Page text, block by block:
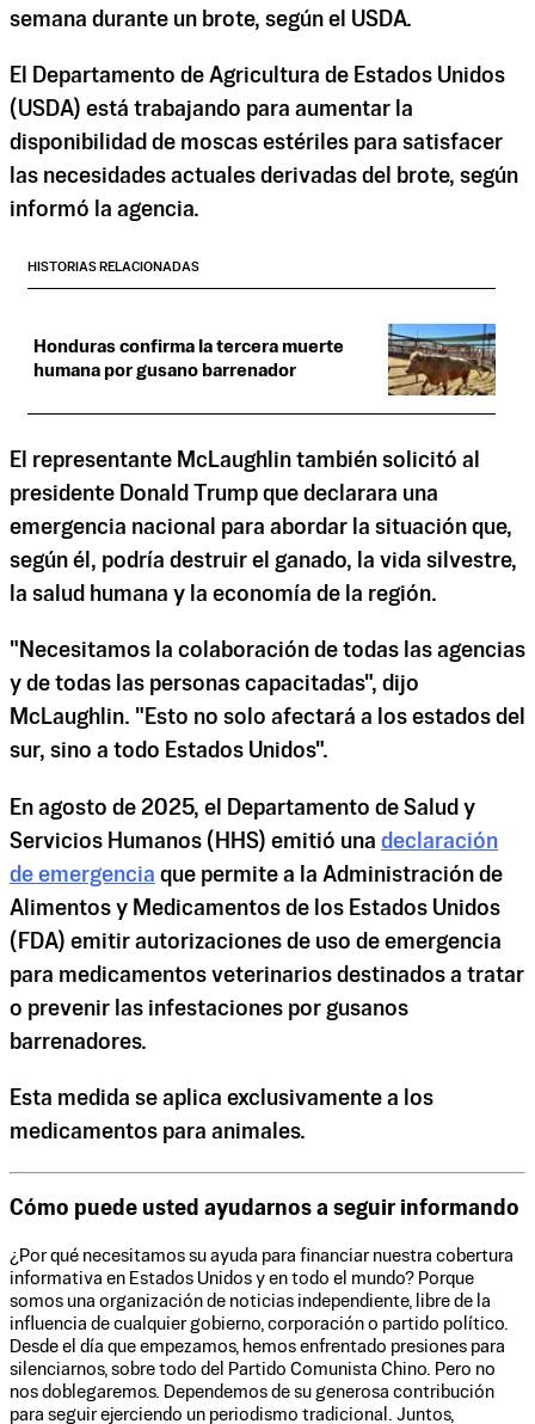
semana durante un brote, según el USDA.
El Departamento de Agricultura de Estados Unidos
(USDA) está trabajando para aumentar la
disponibilidad de moscas estériles para satisfacer
las necesidades actuales derivadas del brote, según
informó la agencia.
HISTORIAS RELACIONADAS
Honduras confirma la tercera muerte
humana por gusano barrenador
El representante McLaughlin también solicitó al
presidente Donald Trump que declarara una
emergencia nacional para abordar la situación que,
según él, podría destruir el ganado, la vida silvestre,
la salud humana y la economía de la región.
"Necesitamos la colaboración de todas las agencias
y de todas las personas capacitadas", dijo
McLaughlin. "Esto no solo afectará a los estados del
sur, sino a todo Estados Unidos".
En agosto de 2025, el Departamento de Salud y
Servicios Humanos (HHS) emitió una declaración
de emergencia que permite a la Administración de
Alimentos y Medicamentos de los Estados Unidos
(FDA) emitir autorizaciones de uso de emergencia
para medicamentos veterinarios destinados a tratar
o prevenir las infestaciones por gusanos
barrenadores.
Esta medida se aplica exclusivamente a los
medicamentos para animales.
Cómo puede usted ayudarnos a seguir informando
¿Por qué necesitamos su ayuda para financiar nuestra cobertura
informativa en Estados Unidos y en todo el mundo? Porque
somos una organización de noticias independiente, libre de la
influencia de cualquier gobierno, corporación o partido político.
Desde el día que empezamos, hemos enfrentado presiones para
silenciarnos, sobre todo del Partido Comunista Chino. Pero no
nos doblegaremos. Dependemos de su generosa contribución
para seguir ejerciendo un periodismo tradicional. Juntos,